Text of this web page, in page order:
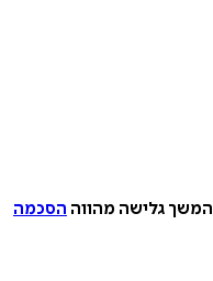
המשך גלישה מהווה הסכמה